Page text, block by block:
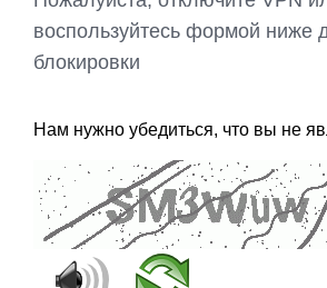
воспользуйтесь формой ниже
блокировки
Нам нужно убедиться, что вы не